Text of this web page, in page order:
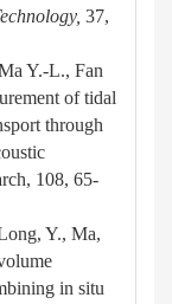
, 37,
Y.-L., Fan
of tidal
through
108, 65-
Y., Ma,
in situ